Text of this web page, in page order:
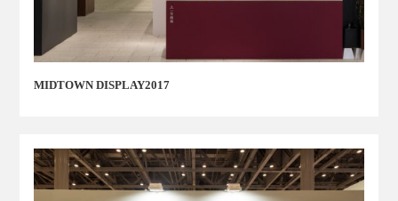
MIDTOWN DISPLAY2017